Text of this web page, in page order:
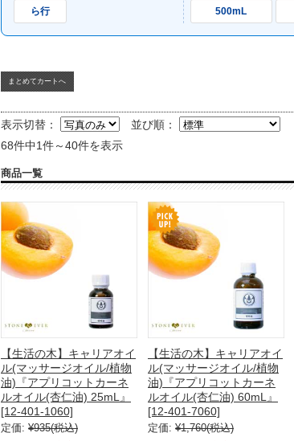
ら行 500mL
表示切替：
並び順：
68件中1件～40件を表示
商品一覧
【生活の木】キャリアオイ
ル(マッサージオイル/植物
油)『アプリコットカーネ
ルオイル(杏仁油) 25mL』
[12-401-1060]
定価: ¥935(税込)
【生活の木】キャリアオイ
ル(マッサージオイル/植物
油)『アプリコットカーネ
ルオイル(杏仁油) 60mL』
[12-401-7060]
定価: ¥1,760(税込)